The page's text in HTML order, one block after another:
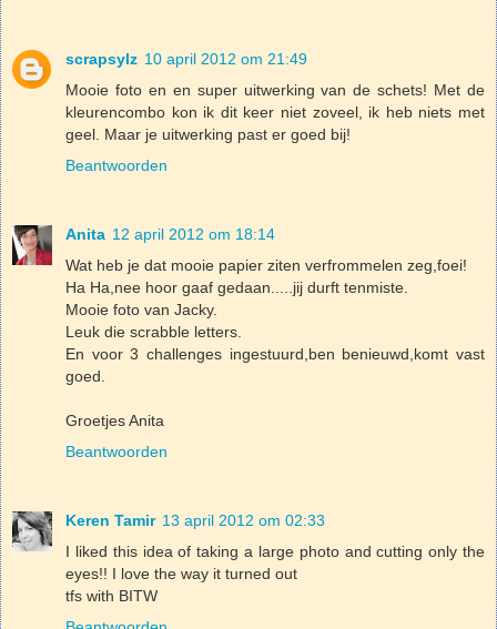
scrapsylz 10 april 2012 om 21:49
Mooie foto en en super uitwerking van de schets! Met de
kleurencombo kon ik dit keer niet zoveel, ik heb niets met
geel. Maar je uitwerking past er goed bij!
Beantwoorden
Anita 12 april 2012 om 18:14
Wat heb je dat mooie papier ziten verfrommelen zeg,foei!
Ha Ha,nee hoor gaaf gedaan.....jij durft tenmiste.
Mooie foto van Jacky.
Leuk die scrabble letters.
En voor 3 challenges ingestuurd,ben benieuwd,komt vast
goed.
Groetjes Anita
Beantwoorden
Keren Tamir 13 april 2012 om 02:33
I liked this idea of taking a large photo and cutting only the
eyes!! I love the way it turned out
tfs with BITW